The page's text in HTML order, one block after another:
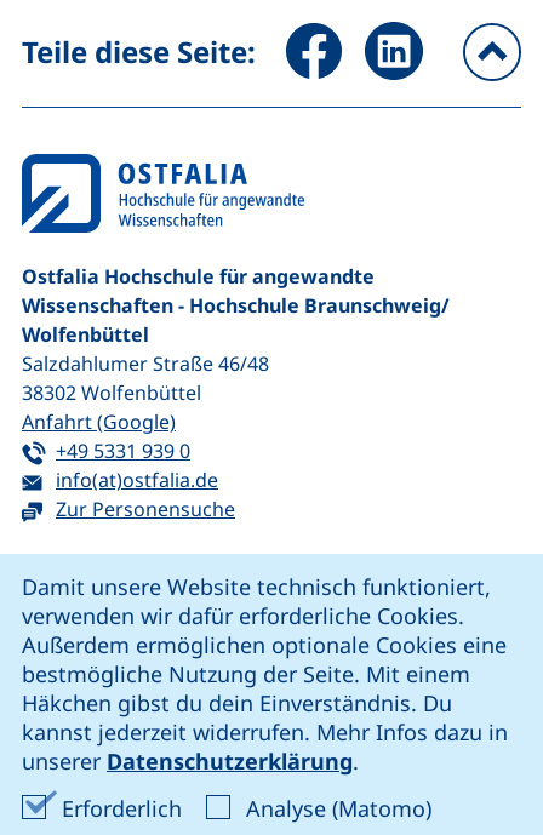
Damit unsere Website technisch funktioniert,
verwenden wir dafür erforderliche Cookies.
Außerdem ermöglichen optionale Cookies eine
bestmögliche Nutzung der Seite. Mit einem
Häkchen gibst du dein Einverständnis. Du
kannst jederzeit widerrufen. Mehr Infos dazu in
unserer Datenschutzerklärung.
Erforderlich Erforderliche Cookies akzeptieren
Analyse (Matomo)Analyse-
Teile diese Seite: Seite über Facebook teilen
Seite über
Ostfalia Hochschule für angewandte
Wissenschaften - Hochschule Braunschweig/​
Wolfenbüttel
Salzdahlumer Straße 46/48
38302Wolfenbüttel
Anfahrt (Google)(externer Link, öffnet neues Fenster)
Tel:
+49 5331 939 0(startet einen Telefonanruf, wenn Ihr
E-Mail:
info(at)ostfalia.de(öffnet Ihr E-Mail-Programm)
Zur Personensuche
unsere Facebook-Seite (externer Link, öffnet neues
unsere LinkedIn-Seite (externer Link, öffnet
unsere Instagram-Seite (externer Link,
unsere YouTube-Seite (externer
Cookie-Einstellungen
Impressum
Datenschutz